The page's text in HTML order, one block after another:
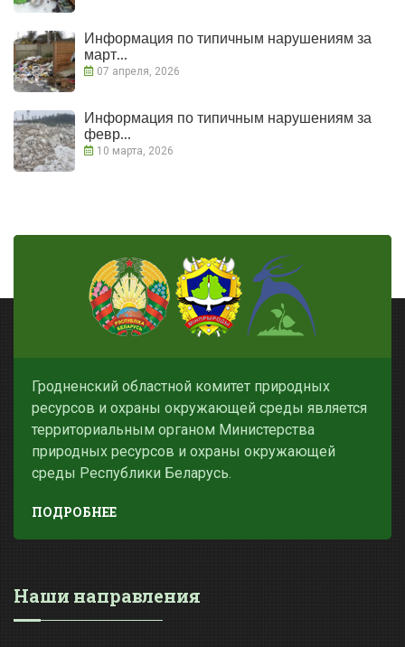
Информация по типичным нарушениям за
март...
07 апреля, 2026
Информация по типичным нарушениям за
февр...
10 марта, 2026
Гродненский областной комитет природных
ресурсов и охраны окружающей среды является
территориальным органом Министерства
природных ресурсов и охраны окружающей
среды Республики Беларусь.
ПОДРОБНЕЕ
Наши направления